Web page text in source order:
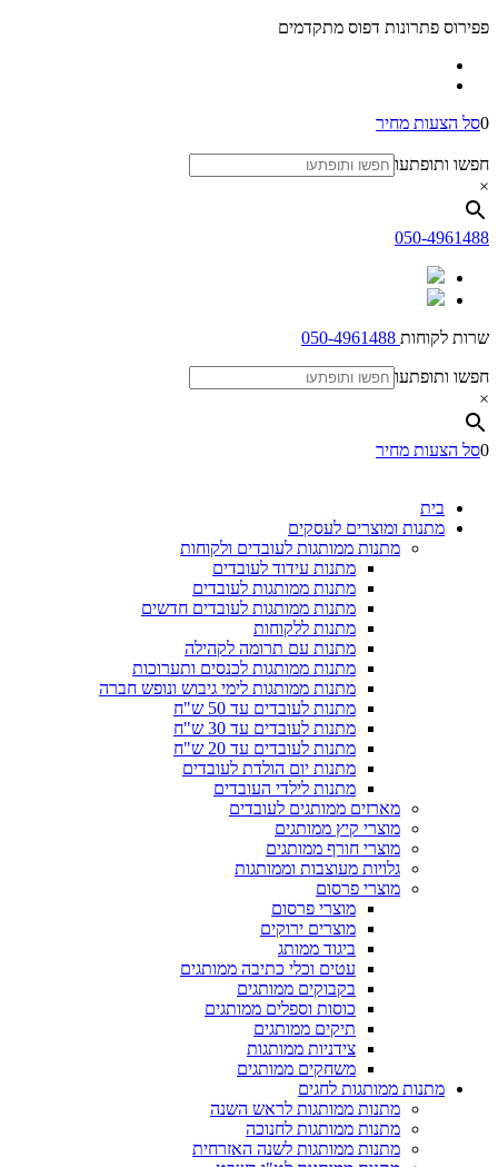
פפירוס פתרונות דפוס מתקדמים
0סל הצעות מחיר
חפשו ותופתעו
×
050-4961488
שרות לקוחות
חפשו ותופתעו
×
0סל הצעות מחיר
בית
מתנות ומוצרים לעסקים
מתנות ממותגות לעובדים ולקוחות
מתנות עידוד לעובדים
מתנות ממותגות לעובדים
מתנות ממותגות לעובדים חדשים
מתנות ללקוחות
מתנות עם תרומה לקהילה
מתנות ממותגות לכנסים ותערוכות
מתנות ממותגות לימי גיבוש ונופש חברה
מתנות לעובדים עד 50 ש"ח
מתנות לעובדים עד 30 ש"ח
מתנות לעובדים עד 20 ש"ח
מתנות יום הולדת לעובדים
מתנות לילדי העובדים
מארזים ממותגים לעובדים
מוצרי קיץ ממותגים
מוצרי חורף ממותגים
גלויות מעוצבות וממותגות
מוצרי פרסום
מוצרי פרסום
מוצרים ירוקים
ביגוד ממותג
עטים וכלי כתיבה ממותגים
בקבוקים ממותגים
כוסות וספלים ממותגים
תיקים ממותגים
צידניות ממותגות
משחקים ממותגים
מתנות ממותגות לחגים
מתנות ממותגות לראש השנה
מתנות ממותגות לחנוכה
מתנות ממותגות לשנה האזרחית